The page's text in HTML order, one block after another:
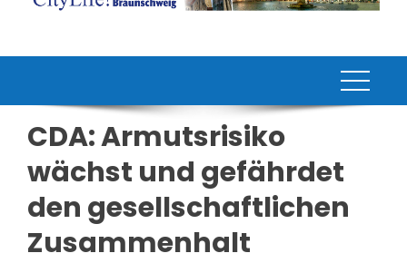
CDA: Armutsrisiko
wächst und gefährdet
den gesellschaftlichen
Zusammenhalt